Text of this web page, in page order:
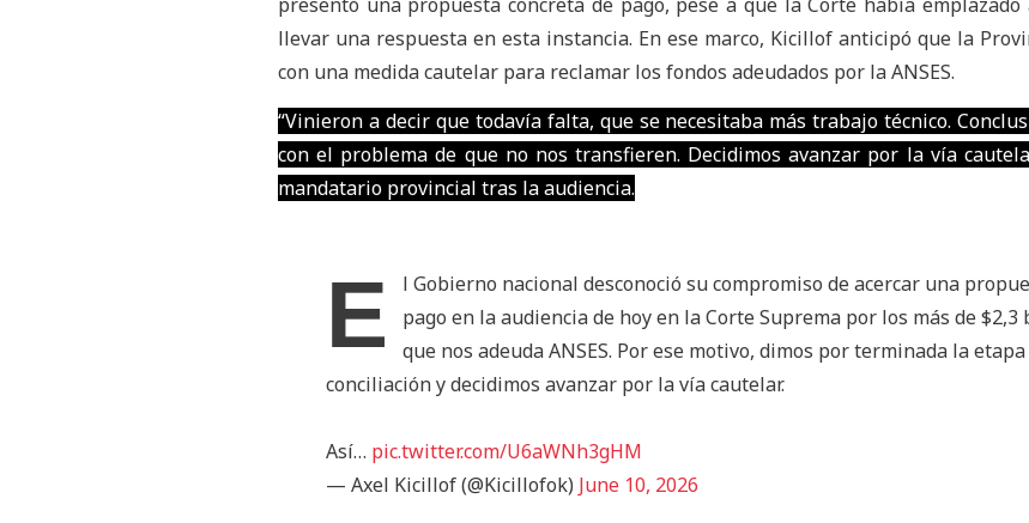
llevar una respuesta en esta instancia. En ese marco, Kicillof anticipó que la
con una medida cautelar para reclamar los fondos adeudados por la ANSES.
“Vinieron a decir que todavía falta, que se necesitaba más trabajo técnico.
con el problema de que no nos transfieren. Decidimos avanzar por la vía
mandatario provincial tras la audiencia.
E
l Gobierno nacional desconoció su compromiso de acercar una
pago en la audiencia de hoy en la Corte Suprema por los más de $2,3
que nos adeuda ANSES. Por ese motivo, dimos por terminada la
conciliación y decidimos avanzar por la vía cautelar.
Así… pic.twitter.com/U6aWNh3gHM
— Axel Kicillof (@Kicillofok) June 10, 2026